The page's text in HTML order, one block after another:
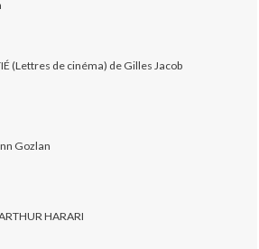
(Lettres de cinéma) de Gilles Jacob
Gozlan
HARARI